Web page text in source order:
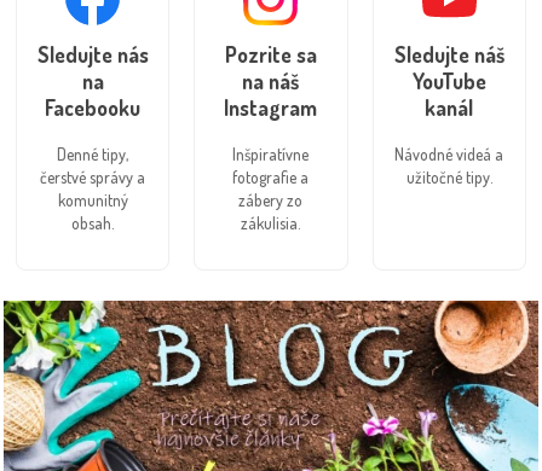
Sledujte nás
na
Facebooku
Denné tipy,
čerstvé správy a
komunitný
obsah.
Pozrite sa
na náš
Instagram
Inšpiratívne
fotografie a
zábery zo
zákulisia.
Sledujte náš
YouTube
kanál
Návodné videá a
užitočné tipy.